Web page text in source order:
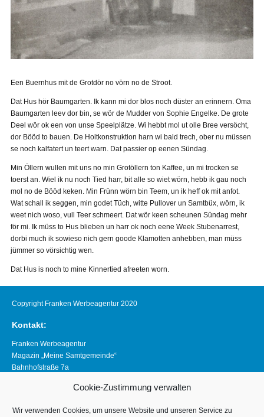
Cookie-Zustimmung verwalten
Wir verwenden Cookies, um unsere Website und unseren Service zu
Een Buernhus mit de Grotdör no vörn no de Stroot.
Dat Hus hör Baumgarten. Ik kann mi dor blos noch düster an erinnern. Oma
Baumgarten leev dor bin, se wör de Mudder von Sophie Engelke. De grote
Deel wör ok een von unse Speelplätze. Wi hebbt mol ut olle Bree versöcht,
dor Bööd to bauen. De Holtkonstruktion harn wi bald trech, ober nu müssen
se noch kalfatert un teert warn. Dat passier op eenen Sündag.
Min Öllern wullen mit uns no min Grotöllern ton Kaffee, un mi trocken se
toerst an. Wiel ik nu noch Tied harr, bit alle so wiet wörn, hebb ik gau noch
mol no de Bööd keken. Min Frünn wörn bin Teem, un ik heff ok mit anfot.
Wat schall ik seggen, min godet Tüch, witte Pullover un Samtbüx, wörn, ik
weet nich woso, vull Teer schmeert. Dat wör keen scheunen Sündag mehr
för mi. Ik müss to Hus blieben un harr ok noch eene Week Stubenarrest,
dorbi much ik sowieso nich gern goode Klamotten anhebben, man müss
jümmer so vörsichtig wen.
Dat Hus is noch to mine Kinnertied afreeten worn.
Copyright Franken Werbeagentur 2020
Kontakt:
Franken Werbeagentur
Magazin „Meine Samtgemeinde“
Bahnhofstraße 7a
Telefon 04163 8390281